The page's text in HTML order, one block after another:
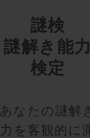
謎検
謎解き能
検定
あなたの謎解
力を客観的に